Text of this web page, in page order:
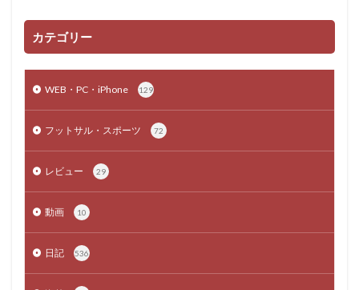
カテゴリー
WEB・PC・iPhone 129
フットサル・スポーツ 72
レビュー 29
動画 10
日記 536